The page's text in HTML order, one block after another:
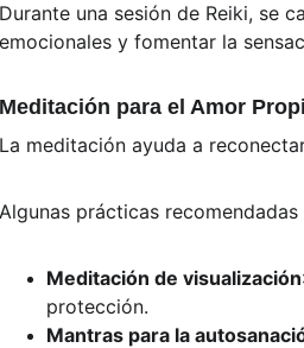
Durante una sesión de Reiki, se
emocionales y fomentar la
Meditación para el Amor
La meditación ayuda a
Algunas prácticas recomendadas
Meditación de visualización
protección.
Mantras para la